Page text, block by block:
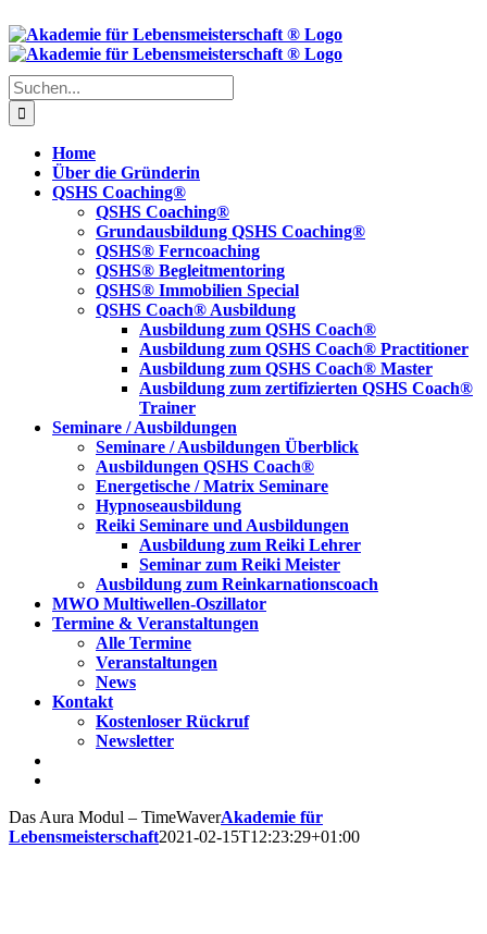
to
content
Suche
nach:
Home
Über die Gründerin
QSHS Coaching®
QSHS Coaching®
Grundausbildung QSHS Coaching®
QSHS® Ferncoaching
QSHS® Begleitmentoring
QSHS® Immobilien Special
QSHS Coach® Ausbildung
Ausbildung zum QSHS Coach®
Ausbildung zum QSHS Coach® Practitioner
Ausbildung zum QSHS Coach® Master
Ausbildung zum zertifizierten QSHS Coach®
Trainer
Seminare / Ausbildungen
Seminare / Ausbildungen Überblick
Ausbildungen QSHS Coach®
Energetische / Matrix Seminare
Hypnoseausbildung
Reiki Seminare und Ausbildungen
Ausbildung zum Reiki Lehrer
Seminar zum Reiki Meister
Ausbildung zum Reinkarnationscoach
MWO Multiwellen-Oszillator
Termine & Veranstaltungen
Alle Termine
Veranstaltungen
News
Kontakt
Kostenloser Rückruf
Newsletter
Das Aura Modul – TimeWaverAkademie für
Lebensmeisterschaft2021-02-15T12:23:29+01:00